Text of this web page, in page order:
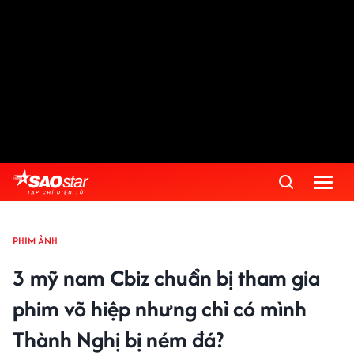
PHIM ẢNH
3 mỹ nam Cbiz chuẩn bị tham gia
phim võ hiệp nhưng chỉ có mình
Thành Nghị bị ném đá?